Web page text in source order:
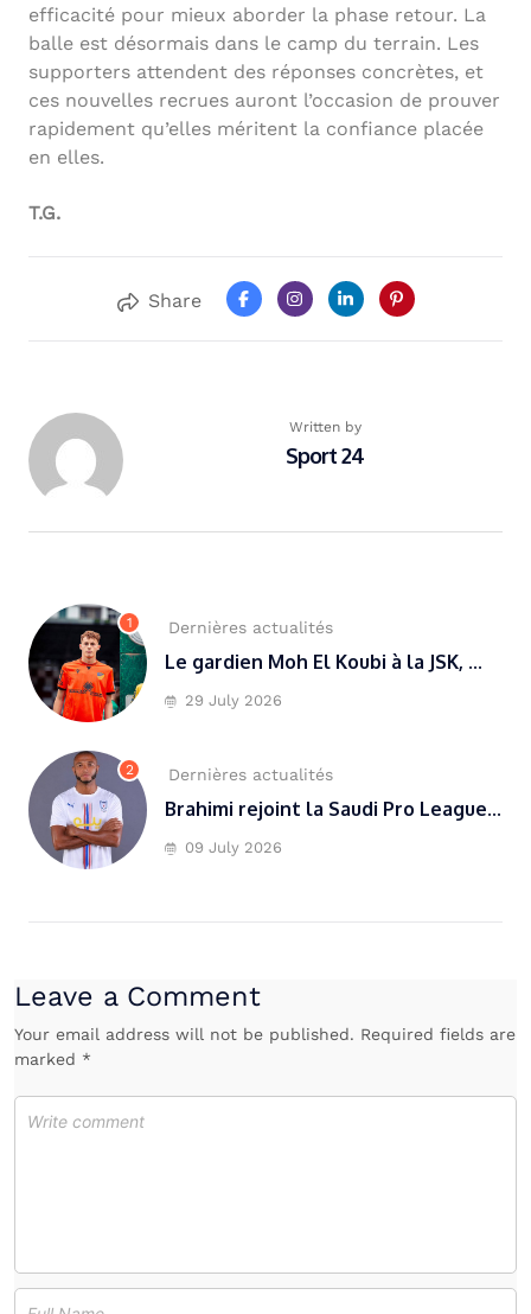
efficacité pour mieux aborder la phase retour. La
balle est désormais dans le camp du terrain. Les
supporters attendent des réponses concrètes, et
ces nouvelles recrues auront l’occasion de prouver
rapidement qu’elles méritent la confiance placée
en elles.
T.G.
Share
Written by
Sport 24
1 Dernières actualités
Le gardien Moh El Koubi à la JSK, ...
29 July 2026
2 Dernières actualités
Brahimi rejoint la Saudi Pro League...
09 July 2026
Leave a Comment
Your email address will not be published. Required fields are
marked *